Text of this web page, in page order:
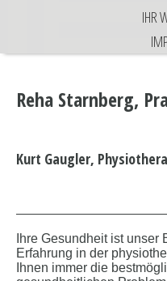
IHR
Reha Starnberg,
Kurt Gaugler,
Ihre Gesundheit ist
Erfahrung in der
Ihnen immer die